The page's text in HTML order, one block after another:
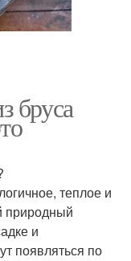
бруса
теплое и
природный
и
появляться по